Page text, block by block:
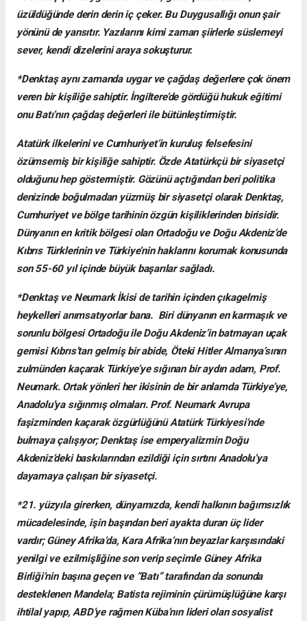
üzüldüğünde derin derin iç çeker. Bu Duygusallığı onun şair
yönünü de yansıtır. Yazılarını kimi zaman şiirlerle süslemeyi
sever, kendi dizelerini araya sokuşturur.
*Denktaş aynı zamanda uygar ve çağdaş değerlere çok önem
veren bir kişiliğe sahiptir. İngiltere’de gördüğü hukuk eğitimi
onu Batı’nın çağdaş değerleri ile bütünleştirmiştir.
Atatürk ilkelerini ve Cumhuriyet’in kuruluş felsefesini
özümsemiş bir kişiliğe sahiptir. Özde Atatürkçü bir siyasetçi
olduğunu hep göstermiştir. Gözünü açtığından beri politika
denizinde boğulmadan yüzmüş bir siyasetçi olarak Denktaş,
Cumhuriyet ve bölge tarihinin özgün kişiliklerinden birisidir.
Dünyanın en kritik bölgesi olan Ortadoğu ve Doğu Akdeniz’de
Kıbrıs Türklerinin ve Türkiye’nin haklarını korumak konusunda
son 55-60 yıl içinde büyük başarılar sağladı.
*Denktaş ve Neumark İkisi de tarihin içinden çıkagelmiş
heykelleri anımsatıyorlar bana. Biri dünyanın en karmaşık ve
sorunlu bölgesi Ortadoğu ile Doğu Akdeniz’in batmayan uçak
gemisi Kıbrıs’tan gelmiş bir abide, Öteki Hitler Almanya’sının
zulmünden kaçarak Türkiye’ye sığınan bir aydın adam, Prof.
Neumark. Ortak yönleri her ikisinin de bir anlamda Türkiye’ye,
Anadolu’ya sığınmış olmaları. Prof. Neumark Avrupa
faşizminden kaçarak özgürlüğünü Atatürk Türkiyesi’nde
bulmaya çalışıyor; Denktaş ise emperyalizmin Doğu
Akdeniz’deki baskılarından ezildiği için sırtını Anadolu’ya
dayamaya çalışan bir siyasetçi.
*21. yüzyıla girerken, dünyamızda, kendi halkının bağımsızlık
mücadelesinde, işin başından beri ayakta duran üç lider
vardır; Güney Afrika’da, Kara Afrika’nın beyazlar karşısındaki
yenilgi ve ezilmişliğine son verip seçimle Güney Afrika
Birliği’nin başına geçen ve “Batı” tarafından da sonunda
desteklenen Mandela; Batista rejiminin çürümüşlüğüne karşı
ihtilal yapıp, ABD’ye rağmen Küba’nın lideri olan sosyalist